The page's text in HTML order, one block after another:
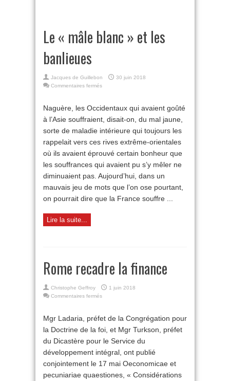
Le « mâle blanc » et les
banlieues
Jacques de Guillebon
30 juin 2018
Commentaires fermés
mâle
blanc
et
les
banlieues
Naguère, les Occidentaux qui avaient goûté
à l’Asie souffraient, disait-on, du mal jaune,
sorte de maladie intérieure qui toujours les
rappelait vers ces rives extrême-orientales
où ils avaient éprouvé certain bonheur que
les souffrances qui avaient pu s’y mêler ne
diminuaient pas. Aujourd’hui, dans un
mauvais jeu de mots que l’on ose pourtant,
on pourrait dire que la France souffre ...
Lire la suite...
Rome recadre la finance
Christophe Geffroy
1 juin 2018
Commentaires fermés
la
finance
Mgr Ladaria, préfet de la Congrégation pour
la Doctrine de la foi, et Mgr Turkson, préfet
du Dicastère pour le Service du
développement intégral, ont publié
conjointement le 17 mai Oeconomicae et
pecuniariae quaestiones, « Considérations